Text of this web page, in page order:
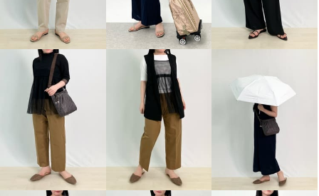
モルティ メタリックアクセント
ソックスブーツ
２４．５ｃｍ